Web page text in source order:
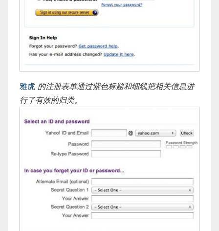
雅虎 的注册表单通过紫色标题和细线把相关信息进
行了有效的归类。